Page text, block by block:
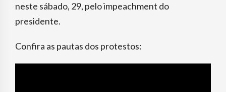
neste sábado, 29, pelo impeachment do
presidente.
Confira as pautas dos protestos: